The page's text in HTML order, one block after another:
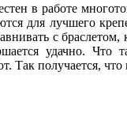
в работе
для лучшего
с
удачно. Что
получается, что